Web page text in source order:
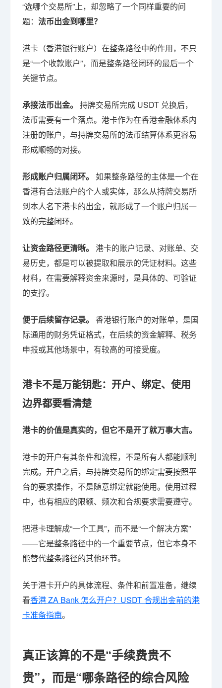
“选哪个交易所”上，却忽略了一个同样重要的问
题： 法币出金到哪里？
港卡（香港银行账户）在整条路径中的作用，不只
是“一个收款账户”，而是整条路径闭环的最后一个
关键节点。
承接法币出金。 持牌交易所完成 USDT 兑换后，
法币需要有一个落点。港卡作为在香港金融体系内
注册的账户，与持牌交易所的法币结算体系更容易
形成顺畅的对接。
形成账户归属闭环。 如果整条路径的主体是一个在
香港有合法账户的个人或实体，那么从持牌交易所
到本人名下港卡的出金，就形成了一个账户归属一
致的完整闭环。
让资金路径更清晰。 港卡的账户记录、对账单、交
易历史，都是可以被提取和展示的凭证材料。这些
材料，在需要解释资金来源时，是具体的、可验证
的支撑。
便于后续留存记录。
香港银行账户的对账单，是国
际通用的财务凭证格式，在后续的资金解释、税务
申报或其他场景中，有较高的可接受度。
港卡不是万能钥匙：开户、绑定、使用
边界都要看清楚
港卡的价值是真实的，但它不是开了就万事大吉。
港卡的开户有其条件和流程，不是所有人都能顺利
完成。开户之后，与持牌交易所的绑定需要按照平
台的要求操作，不是随意绑定就能使用。使用过程
中，也有相应的限额、频次和合规要求需要遵守。
把港卡理解成“一个工具”，而不是“一个解决方案”
——它是整条路径中的一个重要节点，但它本身不
能替代整条路径的其他环节。
关于港卡开户的具体流程、条件和前置准备，继续
看香港 ZA Bank 怎么开户？USDT 合规出金前的港
卡准备指南。
真正该算的不是“手续费贵不
贵”，而是“哪条路径的综合风险